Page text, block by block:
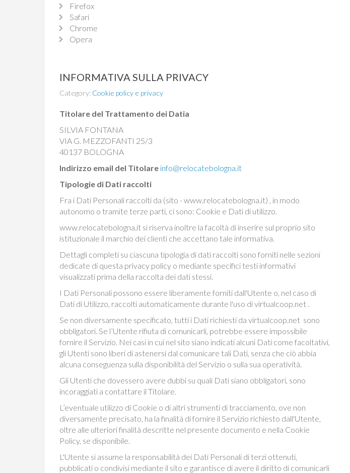
Firefox
Safari
Chrome
Opera
INFORMATIVA SULLA PRIVACY
Category: Cookie policy e privacy
Titolare del Trattamento dei Datia
SILVIA FONTANA
VIA G. MEZZOFANTI 25/3
40137 BOLOGNA
Indirizzo email del Titolare info@relocatebologna.it
Tipologie di Dati raccolti
Fra i Dati Personali raccolti da (sito - www.relocatebologna.it) , in modo
autonomo o tramite terze parti, ci sono: Cookie e Dati di utilizzo.
www.relocatebologna.it si riserva inoltre la facoltà di inserire sul proprio sito
istituzionale il marchio dei clienti che accettano tale informativa.
Dettagli completi su ciascuna tipologia di dati raccolti sono forniti nelle sezioni
dedicate di questa privacy policy o mediante specifici testi informativi
visualizzati prima della raccolta dei dati stessi.
I Dati Personali possono essere liberamente forniti dall'Utente o, nel caso di
Dati di Utilizzo, raccolti automaticamente durante l'uso di virtualcoop.net .
Se non diversamente specificato, tutti i Dati richiesti da virtualcoop.net sono
obbligatori. Se l’Utente rifiuta di comunicarli, potrebbe essere impossibile
fornire il Servizio. Nei casi in cui nel sito siano indicati alcuni Dati come facoltativi,
gli Utenti sono liberi di astenersi dal comunicare tali Dati, senza che ciò abbia
alcuna conseguenza sulla disponibilità del Servizio o sulla sua operatività.
Gli Utenti che dovessero avere dubbi su quali Dati siano obbligatori, sono
incoraggiati a contattare il Titolare.
L’eventuale utilizzo di Cookie o di altri strumenti di tracciamento, ove non
diversamente precisato, ha la finalità di fornire il Servizio richiesto dall'Utente,
oltre alle ulteriori finalità descritte nel presente documento e nella Cookie
Policy, se disponibile.
L'Utente si assume la responsabilità dei Dati Personali di terzi ottenuti,
pubblicati o condivisi mediante il sito e garantisce di avere il diritto di comunicarli